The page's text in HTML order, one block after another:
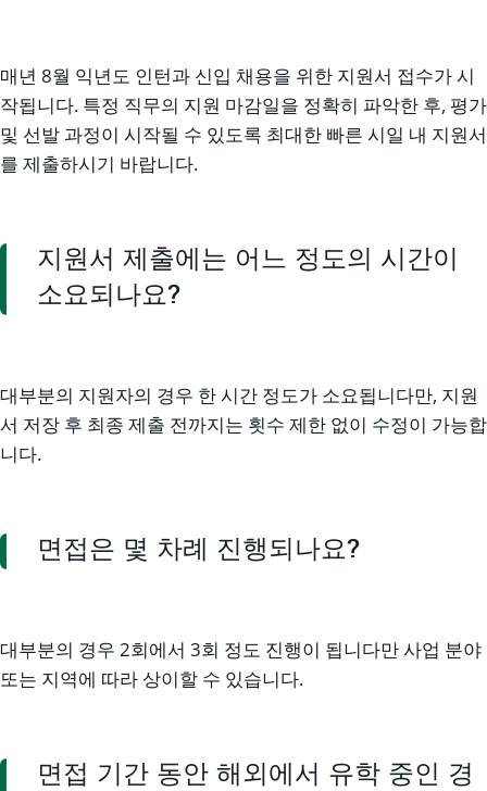
매년 8월 익년도 인턴과 신입 채용을 위한 지원서 접수가 시
작됩니다. 특정 직무의 지원 마감일을 정확히 파악한 후, 평가
및 선발 과정이 시작될 수 있도록 최대한 빠른 시일 내 지원서
를 제출하시기 바랍니다.
지원서 제출에는 어느 정도의 시간이
소요되나요?
대부분의 지원자의 경우 한 시간 정도가 소요됩니다만, 지원
서 저장 후 최종 제출 전까지는 횟수 제한 없이 수정이 가능합
니다.
면접은 몇 차례 진행되나요?
대부분의 경우 2회에서 3회 정도 진행이 됩니다만 사업 분야
또는 지역에 따라 상이할 수 있습니다.
면접 기간 동안 해외에서 유학 중인 경